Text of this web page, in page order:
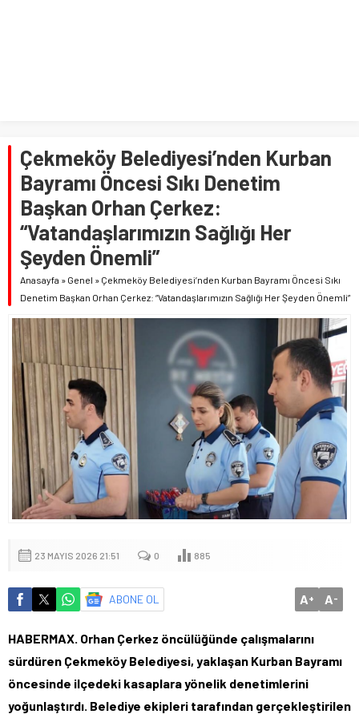
Çekmeköy Belediyesi’nden Kurban
Bayramı Öncesi Sıkı Denetim
Başkan Orhan Çerkez:
“Vatandaşlarımızın Sağlığı Her
Şeyden Önemli”
Anasayfa » Genel » Çekmeköy Belediyesi’nden Kurban Bayramı Öncesi Sıkı
Denetim Başkan Orhan Çerkez: “Vatandaşlarımızın Sağlığı Her Şeyden Önemli”
23 MAYIS 2026 21:51 0 885
ABONE OL A+ A-
HABERMAX. Orhan Çerkez öncülüğünde çalışmalarını
sürdüren Çekmeköy Belediyesi, yaklaşan Kurban Bayramı
öncesinde ilçedeki kasaplara yönelik denetimlerini
yoğunlaştırdı. Belediye ekipleri tarafından gerçekleştirilen